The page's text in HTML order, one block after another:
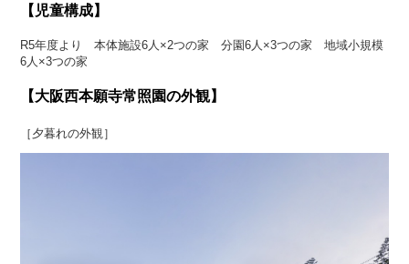
【児童構成】
R5年度より 本体施設6人×2つの家 分園6人×3つの家 地域小規模
6人×3つの家
【大阪西本願寺常照園の外観】
［夕暮れの外観］